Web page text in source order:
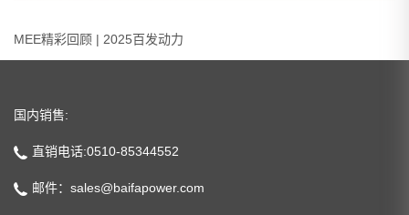
MEE精彩回顾 | 2025百发动力
国内销售:
直销电话:0510-85344552
邮件：sales@baifapower.com